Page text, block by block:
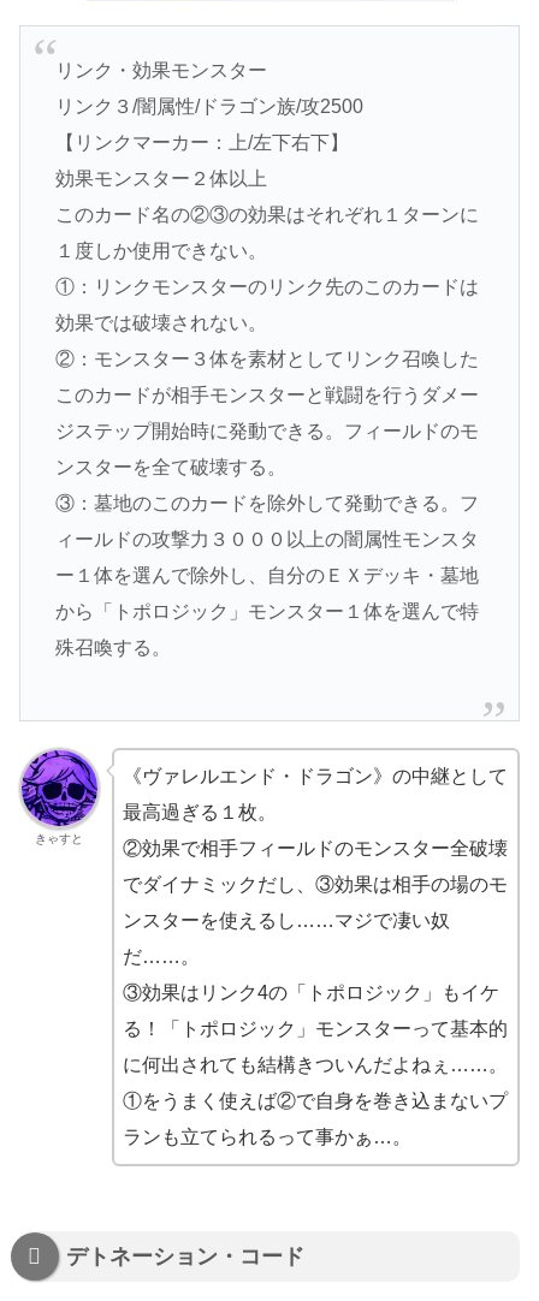
リンク・効果モンスター
リンク３/闇属性/ドラゴン族/攻2500
【リンクマーカー：上/左下右下】
効果モンスター２体以上
このカード名の②③の効果はそれぞれ１ターンに
１度しか使用できない。
①：リンクモンスターのリンク先のこのカードは
効果では破壊されない。
②：モンスター３体を素材としてリンク召喚した
このカードが相手モンスターと戦闘を行うダメー
ジステップ開始時に発動できる。フィールドのモ
ンスターを全て破壊する。
③：墓地のこのカードを除外して発動できる。フ
ィールドの攻撃力３０００以上の闇属性モンスタ
ー１体を選んで除外し、自分のＥＸデッキ・墓地
から「トポロジック」モンスター１体を選んで特
殊召喚する。
きゃすと
《ヴァレルエンド・ドラゴン》の中継として
最高過ぎる１枚。
②効果で相手フィールドのモンスター全破壊
でダイナミックだし、③効果は相手の場のモ
ンスターを使えるし……マジで凄い奴
だ……。
③効果はリンク4の「トポロジック」もイケ
る！「トポロジック」モンスターって基本的
に何出されても結構きついんだよねぇ……。
①をうまく使えば②で自身を巻き込まないプ
ランも立てられるって事かぁ…。
デトネーション・コード